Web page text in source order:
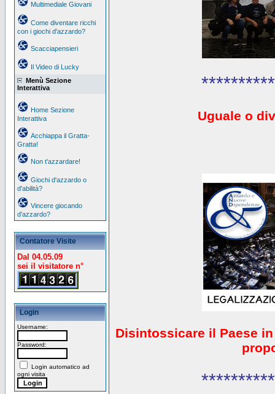
Multimediale Giovani
Come diventare ricchi
con i giochi d'azzardo?
Scacciapensieri
Il Video di Lucky
Menù Sezione
Interattiva
Home Sezione
Interattiva
Acchiappa il Gratta-
Gratta!
Non t'azzardare!
Giochi d'azzardo o
d'abilità?
Vincere giocando
d'azzardo?
Contatore Visite
Dal 04.05.09
sei il visitatore n°
Login
Username:
Password:
Login automatico ad
ogni visita
Uguale o
Disintossicare il Paese